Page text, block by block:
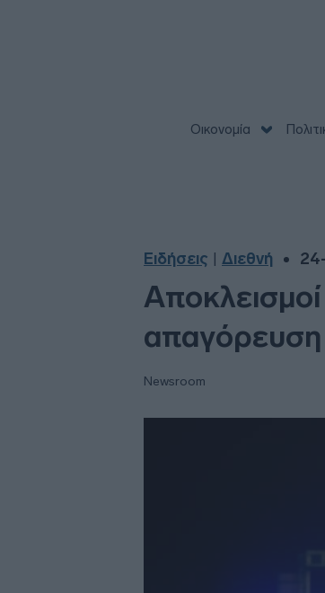
Οικονομία
Ειδήσεις Διεθνή
απαγόρευση
Newsroom